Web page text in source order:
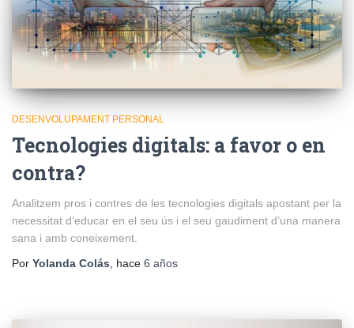
DESENVOLUPAMENT PERSONAL
Tecnologies digitals: a favor o en
contra?
Analitzem pros i contres de les tecnologies digitals apostant per la
necessitat d’educar en el seu ús i el seu gaudiment d’una manera
sana i amb coneixement.
Por Yolanda Colás , hace 6 años